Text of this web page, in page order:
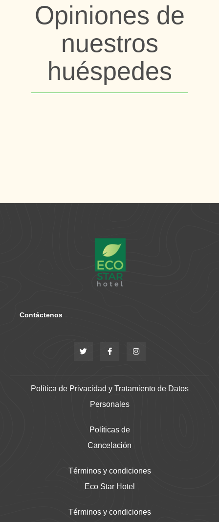
Opiniones de
nuestros
huéspedes
Contáctenos
Política de Privacidad y Tratamiento de Datos
Personales
Políticas de
Cancelación
Términos y condiciones
Eco Star Hotel
Términos y condiciones